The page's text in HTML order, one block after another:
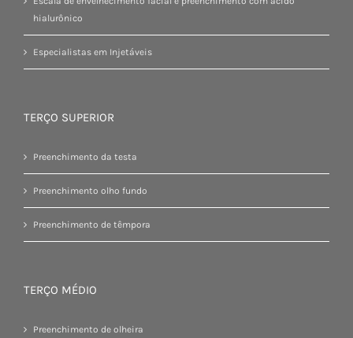
hialurônico
Especialistas em Injetáveis
TERÇO SUPERIOR
Preenchimento da testa
Preenchimento olho fundo
Preenchimento de têmpora
TERÇO MÉDIO
Preenchimento de olheira